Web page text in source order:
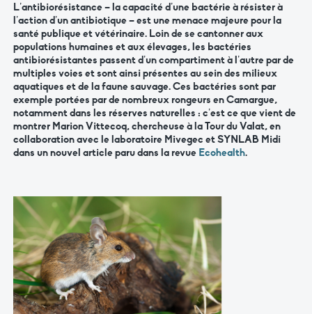
L’antibiorésistance – la capacité d’une bactérie à résister à
l’action d’un antibiotique – est une menace majeure pour la
santé publique et vétérinaire. Loin de se cantonner aux
populations humaines et aux élevages, les bactéries
antibiorésistantes passent d’un compartiment à l’autre par de
multiples voies et sont ainsi présentes au sein des milieux
aquatiques et de la faune sauvage. Ces bactéries sont par
exemple portées par de nombreux rongeurs en Camargue,
notamment dans les réserves naturelles : c’est ce que vient de
montrer Marion Vittecoq, chercheuse à la Tour du Valat, en
collaboration avec le laboratoire Mivegec et SYNLAB Midi
dans un nouvel article paru dans la revue Ecohealth.